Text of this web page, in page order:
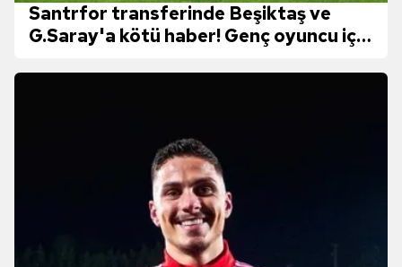
Santrfor transferinde Beşiktaş ve
G.Saray'a kötü haber! Genç oyuncu için